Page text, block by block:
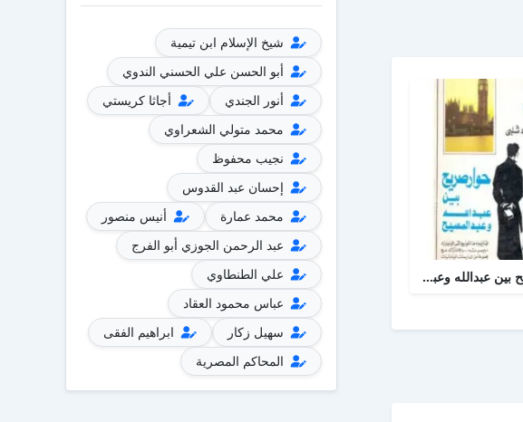
حوار صريح بين عبدالله وعبدالمسيح
شيخ الإسلام ابن تيمية
أبو الحسن علي الحسني الندوي
أنور الجندي
أجاثا كريستي
محمد متولي الشعراوي
نجيب محفوظ
إحسان عبد القدوس
محمد عمارة
أنيس منصور
عبد الرحمن الجوزي أبو الفرج
علي الطنطاوي
عباس محمود العقاد
سهيل زكار
ابراهيم الفقى
المحاكم المصرية